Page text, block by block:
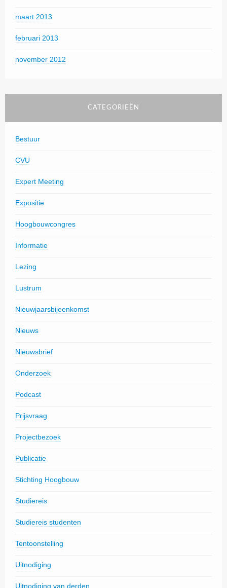
maart 2013
februari 2013
november 2012
CATEGORIEËN
Bestuur
CVU
Expert Meeting
Expositie
Hoogbouwcongres
Informatie
Lezing
Lustrum
Nieuwjaarsbijeenkomst
Nieuws
Nieuwsbrief
Onderzoek
Podcast
Prijsvraag
Projectbezoek
Publicatie
Stichting Hoogbouw
Studiereis
Studiereis studenten
Tentoonstelling
Uitnodiging
Uitnodiging van derden